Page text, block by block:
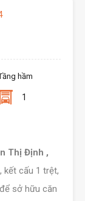
hầm
1
Thị Định ,
kết cấu 1 trệt,
sở hữu căn